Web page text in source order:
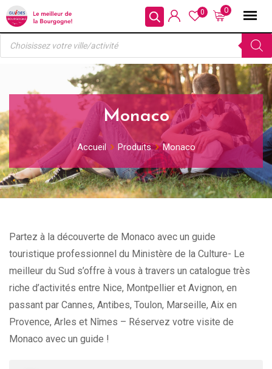
Skip
to
content
0
0
Recherche
produits
Monaco
Accueil Produits Monaco
Partez à la découverte de Monaco avec un guide
touristique professionnel du Ministère de la Culture- Le
meilleur du Sud s’offre à vous à travers un catalogue très
riche d’activités entre Nice, Montpellier et Avignon, en
passant par Cannes, Antibes, Toulon, Marseille, Aix en
Provence, Arles et Nîmes – Réservez votre visite de
Monaco avec un guide !